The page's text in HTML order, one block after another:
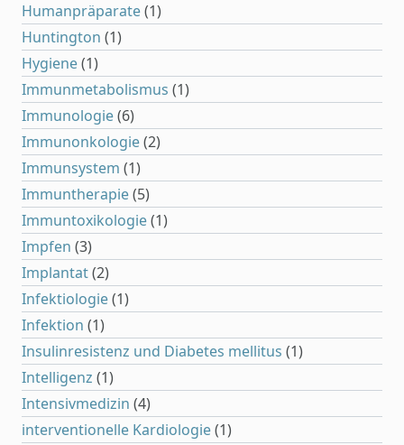
Humanpräparate(1)
Huntington (1)
Hygiene(1)
Immunmetabolismus (1)
Immunologie(6)
Immunonkologie(2)
Immunsystem (1)
Immuntherapie(5)
Immuntoxikologie(1)
Impfen (3)
Implantat(2)
Infektiologie(1)
Infektion (1)
Insulinresistenz und Diabetes mellitus (1)
Intelligenz (1)
Intensivmedizin (4)
interventionelle Kardiologie(1)